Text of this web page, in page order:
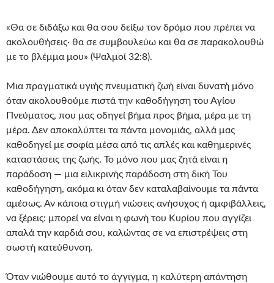
«Θα σε διδάξω και θα σου δείξω τον δρόμο που πρέπει να
ακολουθήσεις· θα σε συμβουλεύω και θα σε παρακολουθώ
με το βλέμμα μου» (Ψαλμοί 32:8).
Μια πραγματικά υγιής πνευματική ζωή είναι δυνατή μόνο
όταν ακολουθούμε πιστά την καθοδήγηση του Αγίου
Πνεύματος, που μας οδηγεί βήμα προς βήμα, μέρα με τη
μέρα. Δεν αποκαλύπτει τα πάντα μονομιάς, αλλά μας
καθοδηγεί με σοφία μέσα από τις απλές και καθημερινές
καταστάσεις της ζωής. Το μόνο που μας ζητά είναι η
παράδοση — μια ειλικρινής παράδοση στη δική Του
καθοδήγηση, ακόμα κι όταν δεν καταλαβαίνουμε τα πάντα
αμέσως. Αν κάποια στιγμή νιώσεις ανήσυχος ή αμφιβάλλεις,
να ξέρεις: μπορεί να είναι η φωνή του Κυρίου που αγγίζει
απαλά την καρδιά σου, καλώντας σε να επιστρέψεις στη
σωστή κατεύθυνση.
Όταν νιώθουμε αυτό το άγγιγμα, η καλύτερη απάντηση